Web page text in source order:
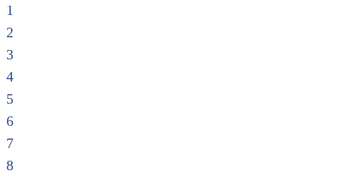
1
2
3
4
5
6
7
8